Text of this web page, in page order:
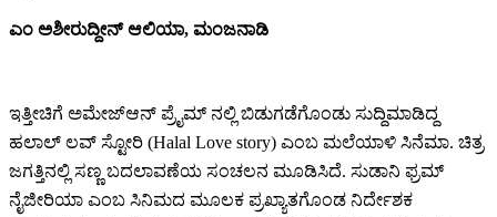
ಎಂ ಅಶೀರುದ್ದೀನ್ ಆಲಿಯಾ, ಮಂಜನಾಡಿ
ಇತ್ತೀಚಿಗೆ ಅಮೇಜ್ಆನ್ ಪ್ರೈಮ್ ನಲ್ಲಿ ಬಿಡುಗಡೆಗೊಂಡು ಸುದ್ದಿಮಾಡಿದ್ದ
ಹಲಾಲ್ ಲವ್ ಸ್ಟೋರಿ (Halal Love story) ಎಂಬ ಮಲೆಯಾಳಿ ಸಿನೆಮಾ. ಚಿತ್ರ
ಜಗತ್ತಿನಲ್ಲಿ ಸಣ್ಣ ಬದಲಾವಣೆಯ ಸಂಚಲನ ಮೂಡಿಸಿದೆ. ಸುಡಾನಿ ಫ್ರಮ್
ನೈಜೀರಿಯಾ ಎಂಬ ಸಿನಿಮದ ಮೂಲಕ ಪ್ರಖ್ಯಾತಗೊಂಡ ನಿರ್ದೇಶಕ